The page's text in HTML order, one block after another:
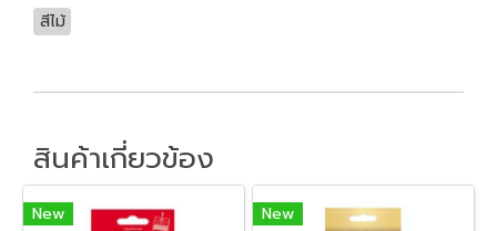
สีไม้
สินค้าเกี่ยวข้อง
New New